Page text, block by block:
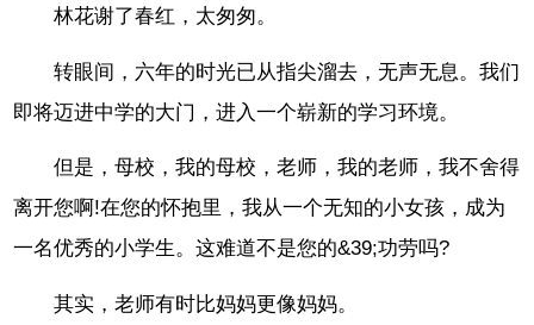
林花谢了春红，太匆匆。
转眼间，六年的时光已从指尖溜去，无声无息。我们
即将迈进中学的大门，进入一个崭新的学习环境。
但是，母校，我的母校，老师，我的老师，我不舍得
离开您啊!在您的怀抱里，我从一个无知的小女孩，成为
一名优秀的小学生。这难道不是您的&39;功劳吗?
其实，老师有时比妈妈更像妈妈。